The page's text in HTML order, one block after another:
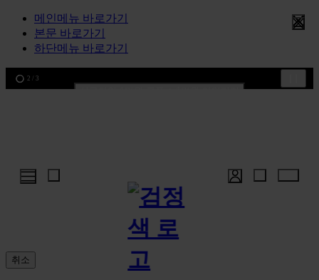
메인메뉴 바로가기
본문 바로가기
하단메뉴 바로가기한여름의 특별한 선물, 10% 할인 쿠폰
한여름의 특별한 선물, 10% 할인 쿠폰
2 / 3
취소